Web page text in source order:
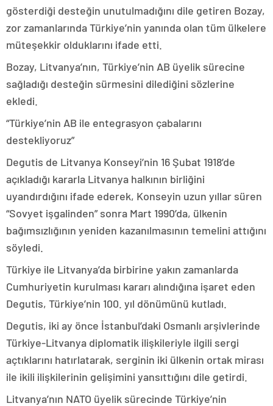
gösterdiği desteğin unutulmadığını dile getiren Bozay,
zor zamanlarında Türkiye’nin yanında olan tüm ülkelere
müteşekkir olduklarını ifade etti.
Bozay, Litvanya’nın, Türkiye’nin AB üyelik sürecine
sağladığı desteğin sürmesini dilediğini sözlerine
ekledi.
“Türkiye’nin AB ile entegrasyon çabalarını
destekliyoruz”
Degutis de Litvanya Konseyi’nin 16 Şubat 1918’de
açıkladığı kararla Litvanya halkının birliğini
uyandırdığını ifade ederek, Konseyin uzun yıllar süren
“Sovyet işgalinden” sonra Mart 1990’da, ülkenin
bağımsızlığının yeniden kazanılmasının temelini attığını
söyledi.
Türkiye ile Litvanya’da birbirine yakın zamanlarda
Cumhuriyetin kurulması kararı alındığına işaret eden
Degutis, Türkiye’nin 100. yıl dönümünü kutladı.
Degutis, iki ay önce İstanbul’daki Osmanlı arşivlerinde
Türkiye-Litvanya diplomatik ilişkileriyle ilgili sergi
açtıklarını hatırlatarak, serginin iki ülkenin ortak mirası
ile ikili ilişkilerinin gelişimini yansıttığını dile getirdi.
Litvanya’nın NATO üyelik sürecinde Türkiye’nin